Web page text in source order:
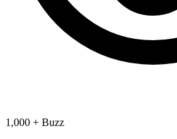
1,000 + Buzz